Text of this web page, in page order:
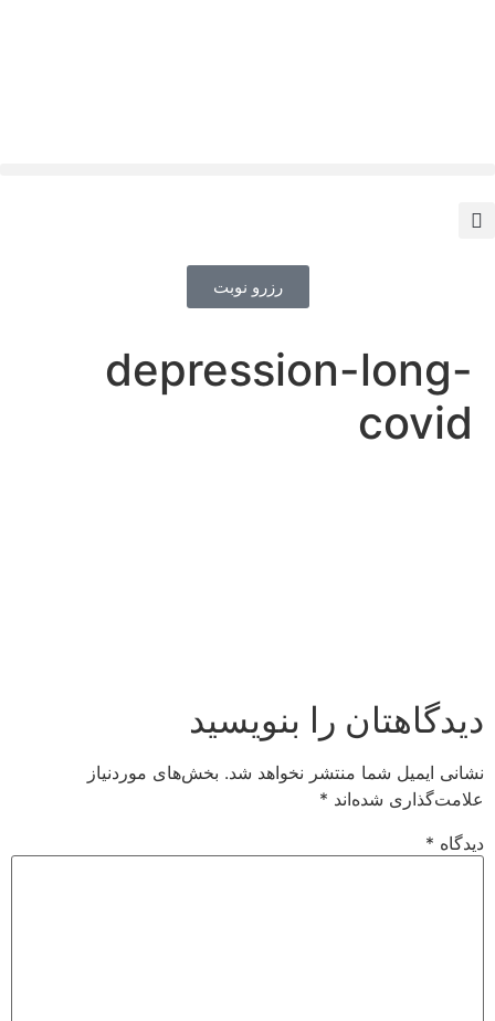
رزرو نوبت
depression-long-
covid
دیدگاهتان را بنویسید
نشانی ایمیل شما منتشر نخواهد شد. بخش‌های موردنیاز
علامت‌گذاری شده‌اند *
دیدگاه *